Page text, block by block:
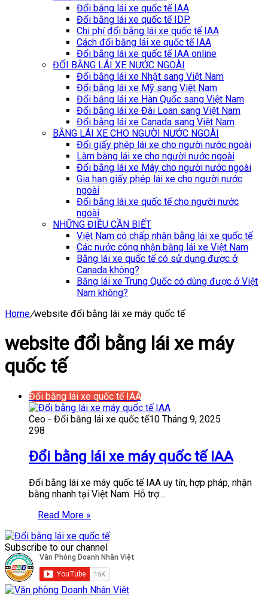
Đổi bằng lái xe quốc tế IAA
Đổi bằng lái xe quốc tế IDP
Chi phí đổi bằng lái xe quốc tế IAA
Cách đổi bằng lái xe quốc tế IAA
Đổi bằng lái xe quốc tế IAA online
ĐỔI BẰNG LÁI XE NƯỚC NGOÀI
Đổi bằng lái xe Nhật sang Việt Nam
Đổi bằng lái xe Mỹ sang Việt Nam
Đổi bằng lái xe Hàn Quốc sang Việt Nam
Đổi bằng lái xe Đài Loan sang Việt Nam
Đổi bằng lái xe Canada sang Việt Nam
BẰNG LÁI XE CHO NGƯỜI NƯỚC NGOÀI
Đổi giấy phép lái xe cho người nước ngoài
Làm bằng lái xe cho người nước ngoài
Đổi bằng lái xe Máy cho người nước ngoài
Gia hạn giấy phép lái xe cho người nước
ngoài
Đổi bằng lái xe quốc tế cho người nước
ngoài
NHỮNG ĐIỀU CẦN BIẾT
Việt Nam có chấp nhận bằng lái xe quốc tế
Các nước công nhận bằng lái xe Việt Nam
Bằng lái xe quốc tế có sử dụng được ở
Canada không?
Bằng lái xe Trung Quốc có dùng được ở Việt
Nam không?
Home/website đổi bằng lái xe máy quốc tế
website đổi bằng lái xe máy
quốc tế
Đổi bằng lái xe quốc tế IAA
Ceo - Đổi bằng lái xe quốc tế10 Tháng 9, 2025
298
Đổi bằng lái xe máy quốc tế IAA
Đổi bằng lái xe máy quốc tế IAA uy tín, hợp pháp, nhận
bằng nhanh tại Việt Nam. Hỗ trợ…
Read More »
Subscribe to our channel